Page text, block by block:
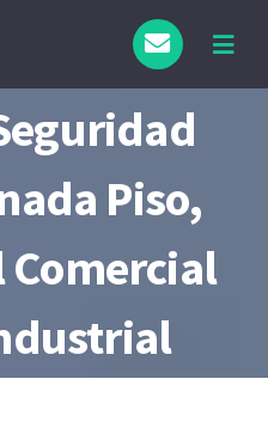
Piso,
Comercial